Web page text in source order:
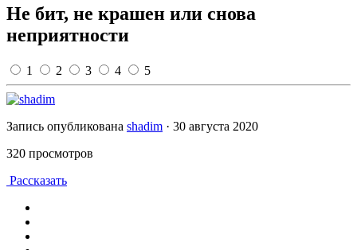
Не бит, не крашен или снова
неприятности
1 2 3 4 5
Запись опубликована shadim · 30 августа 2020
320 просмотров
Рассказать